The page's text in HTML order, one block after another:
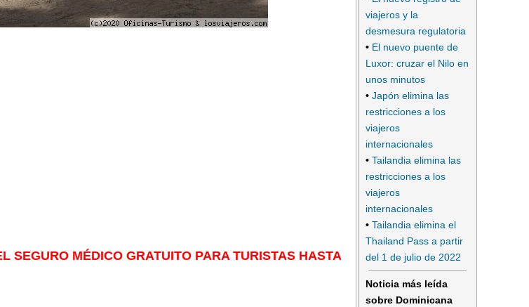
SEGURO MÉDICO GRATUITO PARA TURISTAS HASTA
viajeros y la
desmesura regulatoria
• El nuevo puente de
Luxor: cruzar el Nilo en
unos minutos
• Japón elimina las
restricciones a los
viajeros
internacionales
• Tailandia elimina las
restricciones a los
viajeros
internacionales
• Tailandia elimina el
Thailand Pass a partir
del 1 de julio de 2022
Noticia más leída
sobre Dominicana